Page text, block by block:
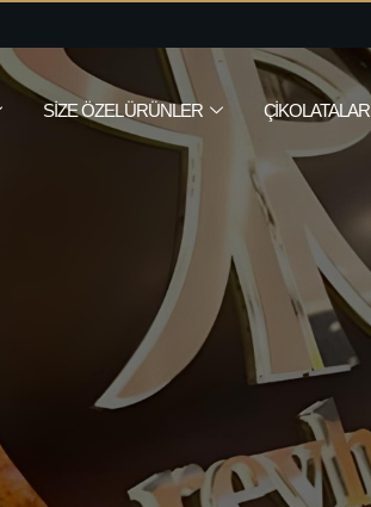
SIZE ÖZEL ÜRÜNLER ÇIKOLATALAR